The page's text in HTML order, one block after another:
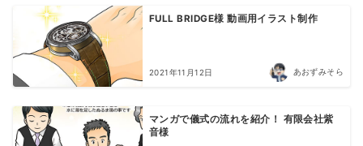
FULL BRIDGE様 動画用イラスト制作
2021年11月12日 あおずみそら
マンガで儀式の流れを紹介！ 有限会社紫
音様